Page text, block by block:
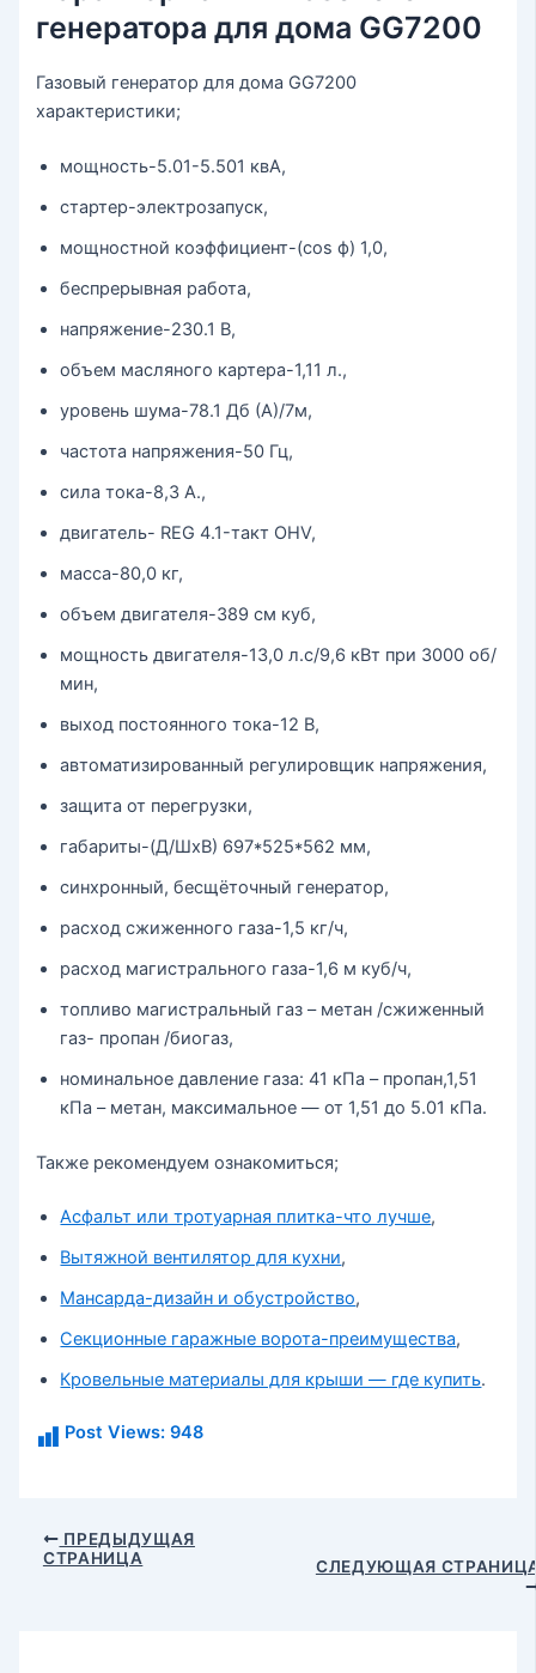
генератора для дома GG7200
Газовый генератор для дома GG7200
характеристики;
мощность-5.01-5.501 квА,
стартер-электрозапуск,
мощностной коэффициент-(cos ф) 1,0,
беспрерывная работа,
напряжение-230.1 B,
объем масляного картера-1,11 л.,
уровень шума-78.1 Дб (А)/7м,
частота напряжения-50 Гц,
сила тока-8,3 А.,
двигатель- REG 4.1-такт OHV,
масса-80,0 кг,
объем двигателя-389 см куб,
мощность двигателя-13,0 л.с/9,6 кВт при 3000 об/
мин,
выход постоянного тока-12 В,
автоматизированный регулировщик напряжения,
защита от перегрузки,
габариты-(Д/ШхВ) 697*525*562 мм,
синхронный, бесщёточный генератор,
расход сжиженного газа-1,5 кг/ч,
расход магистрального газа-1,6 м куб/ч,
топливо магистральный газ – метан /сжиженный
газ- пропан /биогаз,
номинальное давление газа: 41 кПа – пропан,1,51
кПа – метан, максимальное — от 1,51 до 5.01 кПа.
Также рекомендуем ознакомиться;
Асфальт или тротуарная плитка-что лучше,
Вытяжной вентилятор для кухни,
Мансарда-дизайн и обустройство,
Секционные гаражные ворота-преимущества,
Кровельные материалы для крыши — где купить.
Post Views: 948
Навигация
ПРЕДЫДУЩАЯ
СТРАНИЦА
СЛЕДУЮЩАЯ